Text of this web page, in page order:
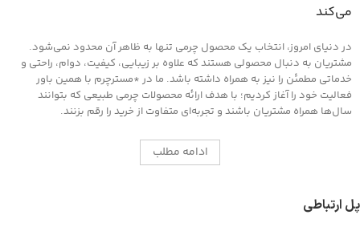
می‌کند
در دنیای امروز، انتخاب یک محصول چرمی تنها به ظاهر آن محدود نمی‌شود.
مشتریان به دنبال محصولی هستند که علاوه بر زیبایی، کیفیت، دوام، راحتی و
خدماتی مطمئن را نیز به همراه داشته باشد. ما در *مسترچرم با همین باور
فعالیت خود را آغاز کردیم؛ با هدف ارائه محصولات چرمی طبیعی که بتوانند
سال‌ها همراه مشتریان باشند و تجربه‌ای متفاوت از خرید را رقم بزنند.
ادامه مطلب
پل ارتباطی